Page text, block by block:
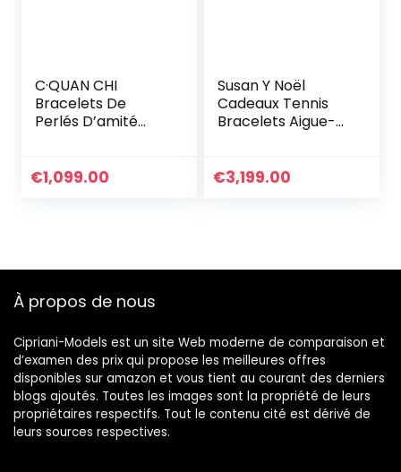
C·QUAN CHI
Bracelets De
Perlés D’amité
Lettre Bracelets
Pour Les Filles
€1,099.00
Susan Y Noël
Cadeaux Tennis
Bracelets Aigue-
Bracelet Bijoux
Graduation
Dames
€3,199.00
À propos de nous
Cipriani-Models est un site Web moderne de comparaison et
d’examen des prix qui propose les meilleures offres
disponibles sur amazon et vous tient au courant des derniers
blogs ajoutés. Toutes les images sont la propriété de leurs
propriétaires respectifs. Tout le contenu cité est dérivé de
leurs sources respectives.